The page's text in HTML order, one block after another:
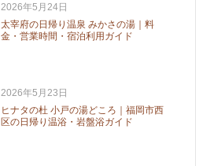
2026年5月24日
太宰府の日帰り温泉 みかさの湯｜料
金・営業時間・宿泊利用ガイド
2026年5月23日
ヒナタの杜 小戸の湯どころ｜福岡市西
区の日帰り温浴・岩盤浴ガイド